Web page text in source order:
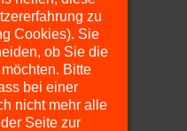
zu
Cookies). Sie
ob Sie die
Bitte
bei einer
nicht mehr alle
Seite zur